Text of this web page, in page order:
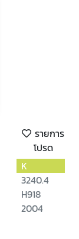
รายการ
โปรด
K
3240.4
H918
2004